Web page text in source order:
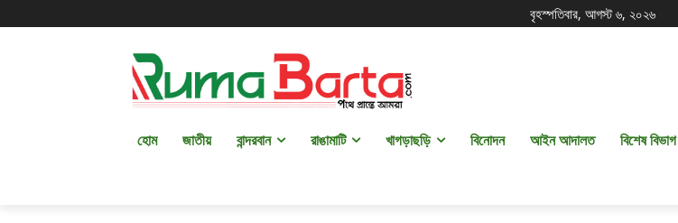
বৃহস্পতিবার, আগস্ট ৬, ২০২৬
হোম জাতীয় বান্দরবান রাঙামাটি খাগড়াছড়ি বিনোদন আইন আদালত বিশেষ বিভাগ